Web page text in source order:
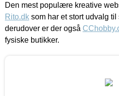
Den mest populære kreative
Rito.dk som har et stort udvalg til
derudover er der også
fysiske butikker.